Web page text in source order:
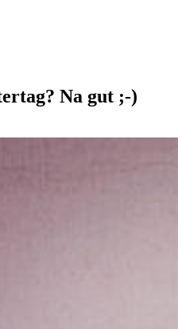
Na gut ;-)